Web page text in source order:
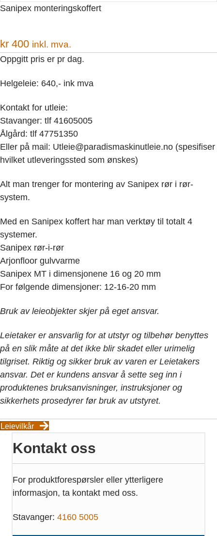
Sanipex monteringskoffert
kr 400 inkl. mva.
Oppgitt pris er pr dag.
Helgeleie: 640,- ink mva
Kontakt for utleie:
Stavanger: tlf 41605005
Ålgård: tlf 47751350
Eller på mail: Utleie@paradismaskinutleie.no (spesifiser
hvilket utleveringssted som ønskes)
Alt man trenger for montering av Sanipex rør i rør-
system.
Med en Sanipex koffert har man verktøy til totalt 4
systemer.
Sanipex rør-i-rør
Arjonfloor gulvvarme
Sanipex MT i dimensjonene 16 og 20 mm
For følgende dimensjoner: 12-16-20 mm
Bruk av leieobjekter skjer på eget ansvar.
Leietaker er ansvarlig for at utstyr og tilbehør benyttes
på en slik måte at det ikke blir skadet eller urimelig
tilgriset. Riktig og sikker bruk av varen er Leietakers
ansvar. Det er kundens ansvar å sette seg inn i
produktenes bruksanvisninger, instruksjoner og
sikkerhets prosedyrer før bruk av utstyret.
Leievilkår
Kontakt oss
For produktforespørsler eller ytterligere
informasjon, ta kontakt med oss.
Stavanger: 4160 5005